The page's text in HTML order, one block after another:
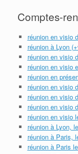
Comptes-
réunion en visio
réunion à Lyon
réunion en visio
réunion en visio
réunion en
réunion en visio
réunion en visio
réunion en visio
réunion en visio
réunion à Lyon,
réunion à Paris,
réunion à Paris